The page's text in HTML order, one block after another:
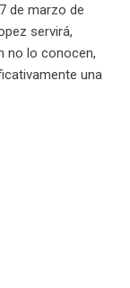
de marzo de
servirá,
no lo conocen,
una